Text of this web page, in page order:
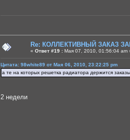
Re: КОЛЛЕКТИВНЫЙ ЗАКАЗ
« Ответ #19 : Мая 07, 2010, 01:56:04 am
Цитата: 98white89 от Мая 06, 2010, 23:22:25 pm
а те на которых решетка радиатора держится
2 недели